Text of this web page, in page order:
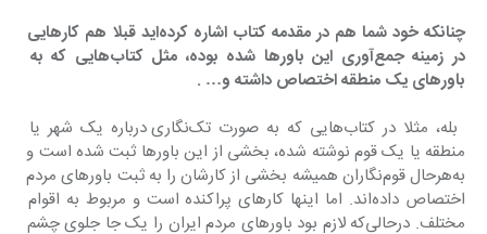
‌چنانکه خود شما هم در مقدمه کتاب اشاره کرده‌اید قبلا هم کارهایی
در زمینه جمع‌آوری این باورها شده بوده، مثل کتاب‌هایی که به
باورهای یک منطقه اختصاص داشته و… .
بله، مثلا در کتاب‌هایی که به صورت تک‌نگاری درباره یک شهر یا
منطقه یا یک قوم نوشته شده، بخشی از این باورها ثبت شده است و
به‌هرحال قوم‌نگاران همیشه بخشی از کارشان را به ثبت باورهای مردم
اختصاص داده‌اند. اما اینها کارهای پراکنده است و مربوط به اقوام
مختلف. درحالی‌که لازم بود باورهای مردم ایران را یک جا جلوی چشم